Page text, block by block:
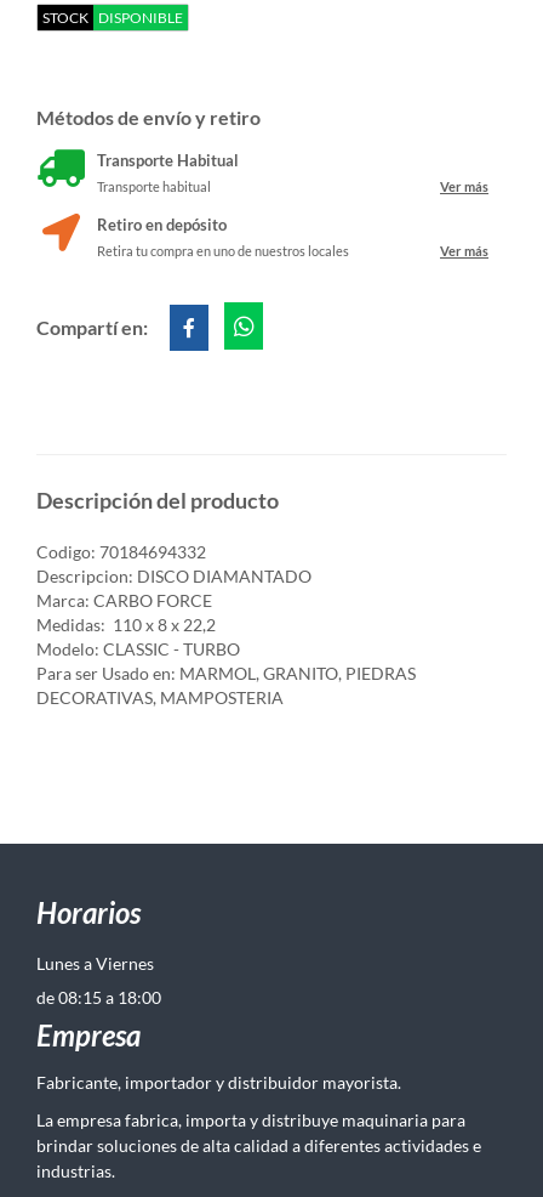
STOCK DISPONIBLE
Métodos de envío y retiro
Transporte Habitual
Transporte habitual Ver más
Retiro en depósito
Retira tu compra en uno de nuestros locales Ver más
Compartí en:
Descripción del producto
Codigo: 70184694332
Descripcion: DISCO DIAMANTADO
Marca: CARBO FORCE
Medidas: 110 x 8 x 22,2
Modelo: CLASSIC - TURBO
Para ser Usado en: MARMOL, GRANITO, PIEDRAS
DECORATIVAS, MAMPOSTERIA
Horarios
Lunes a Viernes
de 08:15 a 18:00
Empresa
Fabricante, importador y distribuidor mayorista.
La empresa fabrica, importa y distribuye maquinaria para
brindar soluciones de alta calidad a diferentes actividades e
industrias.